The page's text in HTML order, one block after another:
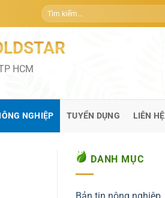
Tìm
kiếm:
HCM
NGHIỆP TUYỂN DỤNG LIÊN HỆ
DANH MỤC
Bản tin nông nghiệp